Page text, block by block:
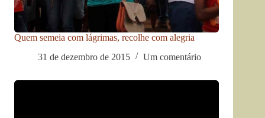
Quem semeia com lágrimas, recolhe com alegria
31 de dezembro de 2015
Um comentário